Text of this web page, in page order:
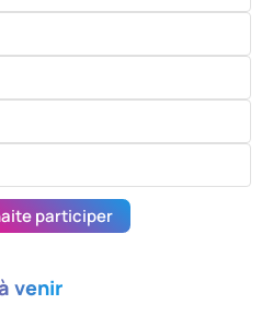
participer
venir